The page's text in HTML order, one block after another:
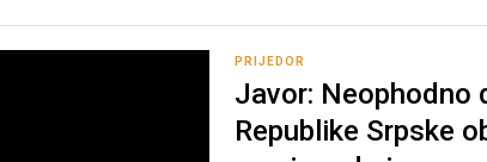
PRIJEDOR
Javor: Neophodno
Republike Srpske